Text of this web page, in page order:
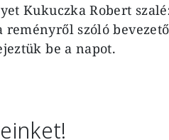
Kukuczka Robert
szóló
be a napot.